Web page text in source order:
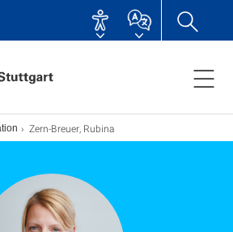
Zern-Breuer, Rubina